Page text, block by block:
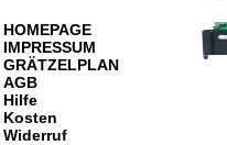
HOMEPAGE
IMPRESSUM
GRÄTZELPLAN
AGB
Hilfe
Kosten
Widerruf